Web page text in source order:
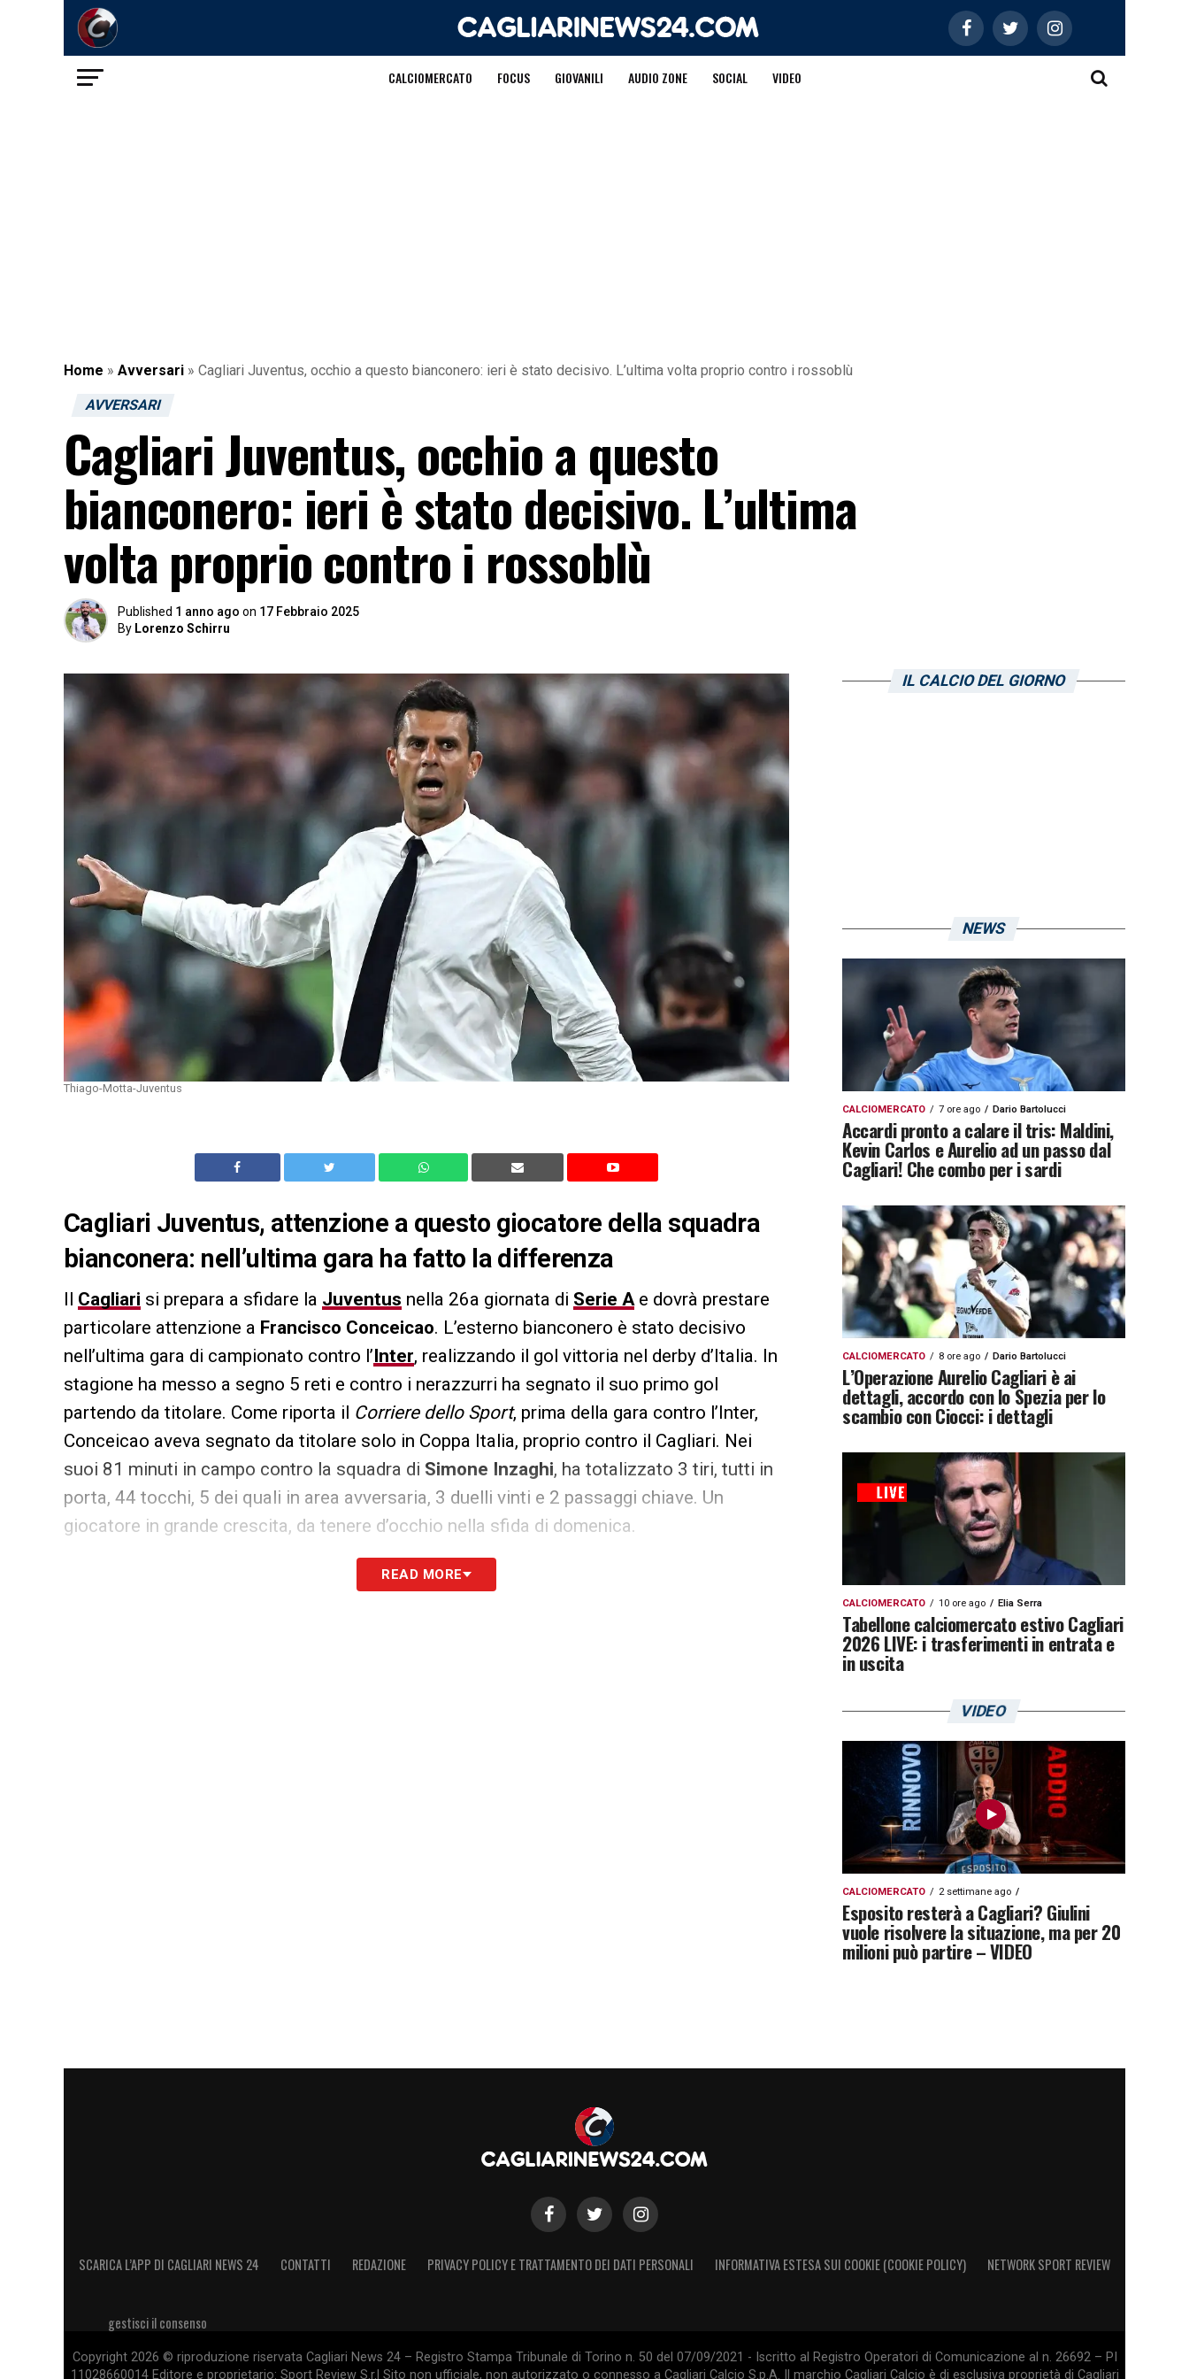
CALCIOMERCATO FOCUS GIOVANILI AUDIO ZONE SOCIAL VIDEO
Home » Avversari » Cagliari Juventus, occhio a questo bianconero: ieri è stato decisivo. L’ultima volta proprio contro i rossoblù
AVVERSARI
Cagliari Juventus, occhio a questo
bianconero: ieri è stato decisivo. L’ultima
volta proprio contro i rossoblù
Published 1 anno ago on 17 Febbraio 2025
By Lorenzo Schirru
Thiago-Motta-Juventus
Cagliari Juventus, attenzione a questo giocatore della squadra
bianconera: nell’ultima gara ha fatto la differenza
Il Cagliari si prepara a sfidare la Juventus nella 26a giornata di Serie Ae dovrà prestare
particolare attenzione a Francisco Conceicao. L’esterno bianconero è stato decisivo
nell’ultima gara di campionato contro l’Inter, realizzando il gol vittoria nel derby d’Italia. In
stagione ha messo a segno 5 reti e contro i nerazzurri ha segnato il suo primo gol
partendo da titolare. Come riporta il Corriere dello Sport, prima della gara contro l’Inter,
Conceicao aveva segnato da titolare solo in Coppa Italia, proprio contro il Cagliari. Nei
suoi 81 minuti in campo contro la squadra di Simone Inzaghi, ha totalizzato 3 tiri, tutti in
porta, 44 tocchi, 5 dei quali in area avversaria, 3 duelli vinti e 2 passaggi chiave. Un
giocatore in grande crescita, da tenere d’occhio nella sfida di domenica.
LA PLAYLIST DELLE NOSTRE TOP NEWSREAD MORE
IL CALCIO DEL GIORNO
NEWS
CALCIOMERCATO 7 ore ago Dario Bartolucci
Accardi pronto a calare il tris: Maldini,
Kevin Carlos e Aurelio ad un passo dal
Cagliari! Che combo per i sardi
CALCIOMERCATO 8 ore ago Dario Bartolucci
L’Operazione Aurelio Cagliari è ai
dettagli, accordo con lo Spezia per lo
scambio con Ciocci: i dettagli
CALCIOMERCATO 10 ore ago Elia Serra
Tabellone calciomercato estivo Cagliari
2026 LIVE: i trasferimenti in entrata e
in uscita
VIDEO
CALCIOMERCATO 2 settimane ago
Esposito resterà a Cagliari? Giulini
vuole risolvere la situazione, ma per 20
milioni può partire – VIDEO
SCARICA L’APP DI CAGLIARI NEWS 24 CONTATTI REDAZIONE PRIVACY POLICY E TRATTAMENTO DEI DATI PERSONALI INFORMATIVA ESTESA SUI COOKIE (COOKIE POLICY) NETWORK SPORT REVIEW
gestisci il consenso
Copyright 2026 © riproduzione riservata Cagliari News 24 – Registro Stampa Tribunale di Torino n. 50 del 07/09/2021 - Iscritto al Registro Operatori di Comunicazione al n. 26692 – PI
11028660014 Editore e proprietario: Sport Review S.r.l Sito non ufficiale, non autorizzato o connesso a Cagliari Calcio S.p.A. Il marchio Cagliari Calcio è di esclusiva proprietà di Cagliari